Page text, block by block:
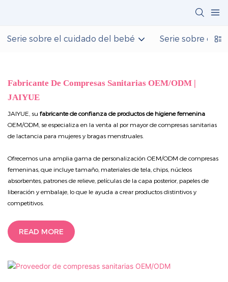
Serie sobre el cuidado del bebé Serie sobre el
Fabricante De Compresas Sanitarias OEM/ODM |
JAIYUE
JAIYUE, su fabricante de confianza de productos de higiene femenina
OEM/ODM, se especializa en la venta al por mayor de compresas sanitarias
de lactancia para mujeres y bragas menstruales.
Ofrecemos una amplia gama de personalización OEM/ODM de compresas
femeninas, que incluye tamaño, materiales de tela, chips, núcleos
absorbentes, patrones de relieve, películas de la capa posterior, papeles de
liberación y embalaje, lo que le ayuda a crear productos distintivos y
competitivos.
READ MORE